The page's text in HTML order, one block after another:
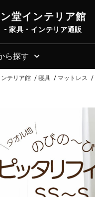
堂インテリア館
- 家具・インテリア通販
ら探す
テリア館 寝具 マットレス